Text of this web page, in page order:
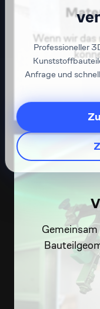
Wenn wir
Professioneller
Anfrage und